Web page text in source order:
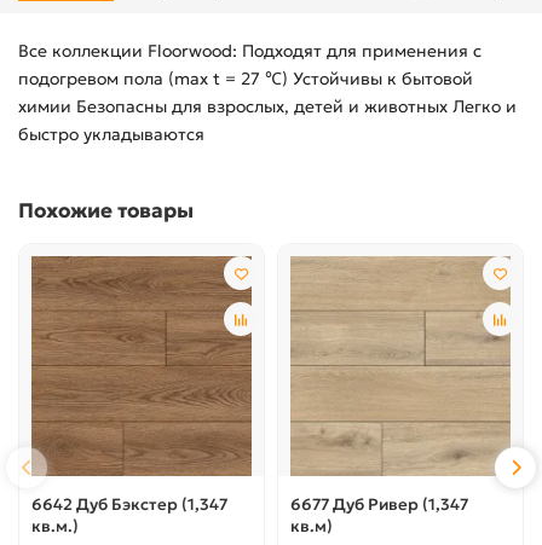
Все коллекции Floorwood: Подходят для применения с
подогревом пола (max t = 27 ℃) Устойчивы к бытовой
химии Безопасны для взрослых, детей и животных Легко и
быстро укладываются
Похожие товары
6642 Дуб Бэкстер (1,347
кв.м.)
6677 Дуб Ривер (1,347
кв.м)